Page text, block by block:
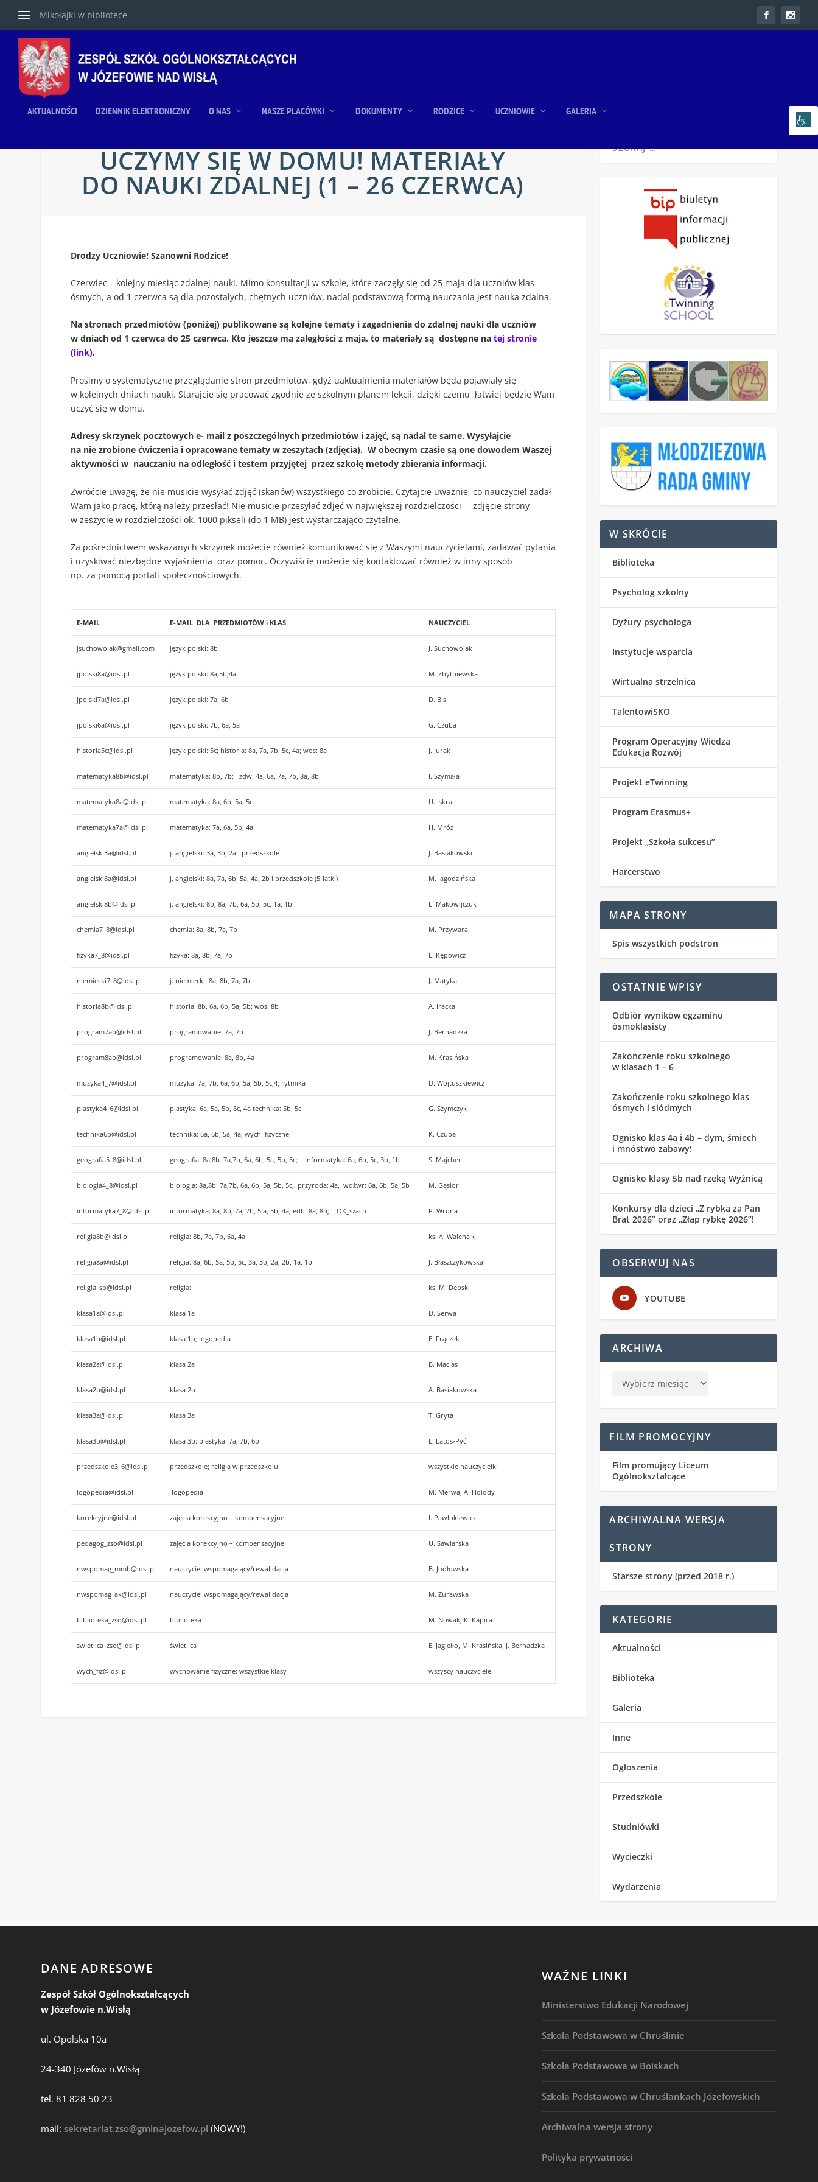
Mikołajki w bibliotece
AKTUALNOŚCI DZIENNIK ELEKTRONICZNY O NAS NASZE PLACÓWKI DOKUMENTY RODZICE UCZNIOWIE GALERIA
UCZYMY SIĘ W DOMU! MATERIAŁY
DO NAUKI ZDALNEJ (1 – 26 CZERWCA)
Drodzy Uczniowie! Szanowni Rodzice!
Czerwiec – kolejny miesiąc zdalnej nauki. Mimo konsultacji w szkole, które zaczęły się od 25 maja dla uczniów klas
ósmych, a od 1 czerwca są dla pozostałych, chętnych uczniów, nadal podstawową formą nauczania jest nauka zdalna.
Na stronach przedmiotów (poniżej) publikowane są kolejne tematy i zagadnienia do zdalnej nauki dla uczniów
w dniach od 1 czerwca do 25 czerwca. Kto jeszcze ma zaległości z maja, to materiały są dostępne na tej stronie
(link).
Prosimy o systematyczne przeglądanie stron przedmiotów, gdyż uaktualnienia materiałów będą pojawiały się
w kolejnych dniach nauki. Starajcie się pracować zgodnie ze szkolnym planem lekcji, dzięki czemu łatwiej będzie Wam
uczyć się w domu.
Adresy skrzynek pocztowych e- mail z poszczególnych przedmiotów i zajęć, są nadal te same. Wysyłajcie
na nie zrobione ćwiczenia i opracowane tematy w zeszytach (zdjęcia). W obecnym czasie są one dowodem Waszej
aktywności w nauczaniu na odległość i testem przyjętej przez szkołę metody zbierania informacji.
Zwróćcie uwagę, że nie musicie wysyłać zdjęć (skanów) wszystkiego co zrobicie. Czytajcie uważnie, co nauczyciel zadał
Wam jako pracę, którą należy przesłać! Nie musicie przesyłać zdjęć w największej rozdzielczości – zdjęcie strony
w zeszycie w rozdzielczości ok. 1000 pikseli (do 1 MB) jest wystarczająco czytelne.
Za pośrednictwem wskazanych skrzynek możecie również komunikować się z Waszymi nauczycielami, zadawać pytania
i uzyskiwać niezbędne wyjaśnienia oraz pomoc. Oczywiście możecie się kontaktować również w inny sposób
np. za pomocą portali społecznościowych.
E-MAIL E-MAIL DLA PRZEDMIOTÓW i KLAS NAUCZYCIEL
jsuchowolak@gmail.com język polski: 8b J. Suchowolak
jpolski8a@idsl.pl język polski: 8a,5b,4a M. Zbytniewska
jpolski7a@idsl.pl język polski: 7a, 6b D. Bis
jpolski6a@idsl.pl język polski: 7b, 6a, 5a G. Czuba
historia5c@idsl.pl język polski: 5c; historia: 8a, 7a, 7b, 5c, 4a; wos: 8a J. Jurak
matematyka8b@idsl.pl matematyka: 8b, 7b; zdw: 4a, 6a, 7a, 7b, 8a, 8b I. Szymała
matematyka8a@idsl.pl matematyka: 8a, 6b, 5a, 5c U. Iskra
matematyka7a@idsl.pl matematyka: 7a, 6a, 5b, 4a H. Mróz
angielski3a@idsl.pl j. angielski: 3a, 3b, 2a i przedszkole J. Basiakowski
angielski8a@idsl.pl j. angielski: 8a, 7a, 6b, 5a, 4a, 2b i przedszkole (5-latki) M. Jagodzińska
angielski8b@idsl.pl j. angielski: 8b, 8a, 7b, 6a, 5b, 5c, 1a, 1b L. Makowijczuk
chemia7_8@idsl.pl chemia: 8a, 8b, 7a, 7b M. Przywara
fizyka7_8@idsl.pl fizyka: 8a, 8b, 7a, 7b E. Kępowicz
niemiecki7_8@idsl.pl j. niemiecki: 8a, 8b, 7a, 7b J. Matyka
historia8b@idsl.pl historia: 8b, 6a, 6b, 5a, 5b; wos: 8b A. Iracka
program7ab@idsl.pl programowanie: 7a, 7b J. Bernadzka
program8ab@idsl.pl programowanie: 8a, 8b, 4a M. Krasińska
muzyka4_7@idsl.pl muzyka: 7a, 7b, 6a, 6b, 5a, 5b, 5c,4; rytmika D. Wojtuszkiewicz
plastyka4_6@idsl.pl plastyka: 6a, 5a, 5b, 5c, 4a technika: 5b, 5c G. Szymczyk
technika6b@idsl.pl technika: 6a, 6b, 5a, 4a; wych. fizyczne K. Czuba
geografia5_8@idsl.pl geografia: 8a,8b. 7a,7b, 6a, 6b, 5a, 5b, 5c; informatyka: 6a, 6b, 5c, 3b, 1b S. Majcher
biologia4_8@idsl.pl biologia: 8a,8b. 7a,7b, 6a, 6b, 5a, 5b, 5c; przyroda: 4a, wdżwr: 6a, 6b, 5a, 5b M. Gąsior
informatyka7_8@idsl.pl informatyka: 8a, 8b, 7a, 7b, 5 a, 5b, 4a; edb: 8a, 8b; LOK_szach P. Wrona
religia8b@idsl.pl religia: 8b, 7a, 7b, 6a, 4a ks. A. Walencik
religia8a@idsl.pl religia: 8a, 6b, 5a, 5b, 5c, 3a, 3b, 2a, 2b, 1a, 1b J. Błaszczykowska
religia_sp@idsl.pl religia: ks. M. Dębski
klasa1a@idsl.pl klasa 1a D. Serwa
klasa1b@idsl.pl klasa 1b; logopedia E. Frączek
klasa2a@idsl.pl klasa 2a B. Macias
klasa2b@idsl.pl klasa 2b A. Basiakowska
klasa3a@idsl.pl klasa 3a T. Gryta
klasa3b@idsl.pl klasa 3b: plastyka: 7a, 7b, 6b L. Latos-Pyć
przedszkole3_6@idsl.pl przedszkole; religia w przedszkolu wszystkie nauczycielki
logopedia@idsl.pl logopedia M. Merwa, A. Hołody
korekcyjne@idsl.pl zajęcia korekcyjno – kompensacyjne I. Pawlukiewicz
pedagog_zso@idsl.pl zajęcia korekcyjno – kompensacyjne U. Sawiarska
nwspomag_mmb@idsl.pl nauczyciel wspomagający/rewalidacja B. Jodłowska
nwspomag_ak@idsl.pl nauczyciel wspomagający/rewalidacja M. Żurawska
biblioteka_zso@idsl.pl biblioteka M. Nowak, K. Kapica
swietlica_zso@idsl.pl świetlica E. Jagiełło, M. Krasińska, J. Bernadzka
wych_fiz@idsl.pl wychowanie fizyczne: wszystkie klasy wszyscy nauczyciele
W SKRÓCIE
Biblioteka
Psycholog szkolny
Dyżury psychologa
Instytucje wsparcia
Wirtualna strzelnica
TalentowiSKO
Program Operacyjny Wiedza
Edukacja Rozwój
Projekt eTwinning
Program Erasmus+
Projekt „Szkoła sukcesu”
Harcerstwo
MAPA STRONY
Spis wszystkich podstron
OSTATNIE WPISY
Odbiór wyników egzaminu
ósmoklasisty
Zakończenie roku szkolnego
w klasach 1 – 6
Zakończenie roku szkolnego klas
ósmych i siódmych
Ognisko klas 4a i 4b – dym, śmiech
i mnóstwo zabawy!
Ognisko klasy 5b nad rzeką Wyżnicą
Konkursy dla dzieci „Z rybką za Pan
Brat 2026” oraz „Złap rybkę 2026”!
OBSERWUJ NAS
YOUTUBE
ARCHIWA
FILM PROMOCYJNY
Film promujący Liceum
Ogólnokształcące
ARCHIWALNA WERSJA
STRONY
Starsze strony (przed 2018 r.)
KATEGORIE
Aktualności
Biblioteka
Galeria
Inne
Ogłoszenia
Przedszkole
Studniówki
Wycieczki
Wydarzenia
DANE ADRESOWE
Zespół Szkół Ogólnokształcących
w Józefowie n.Wisłą
ul. Opolska 10a
24-340 Józefów n.Wisłą
tel. 81 828 50 23
mail:sekretariat.zso@gminajozefow.pl (NOWY!)
WAŻNE LINKI
Ministerstwo Edukacji Narodowej
Szkoła Podstawowa w Chruślinie
Szkoła Podstawowa w Boiskach
Szkoła Podstawowa w Chruślankach Józefowskich
Archiwalna wersja strony
Polityka prywatności